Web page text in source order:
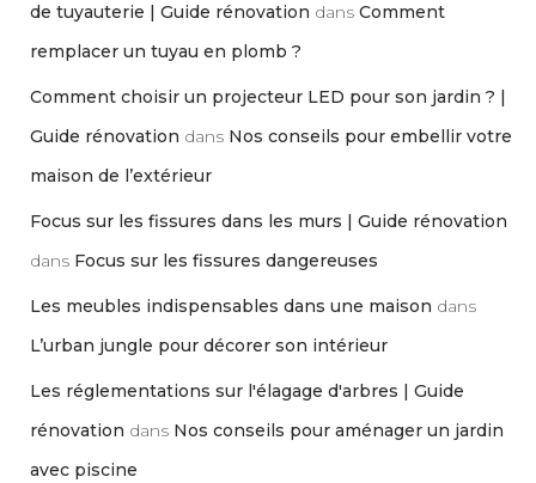
de tuyauterie | Guide rénovation dans Comment
remplacer un tuyau en plomb ?
Comment choisir un projecteur LED pour son jardin ? |
Guide rénovation dans Nos conseils pour embellir votre
maison de l’extérieur
Focus sur les fissures dans les murs | Guide rénovation
dans Focus sur les fissures dangereuses
Les meubles indispensables dans une maison dans
L’urban jungle pour décorer son intérieur
Les réglementations sur l'élagage d'arbres | Guide
rénovation dans Nos conseils pour aménager un jardin
avec piscine